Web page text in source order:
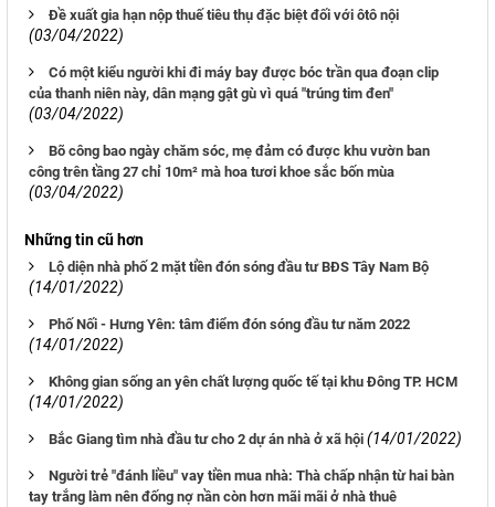
Đề xuất gia hạn nộp thuế tiêu thụ đặc biệt đối với ôtô nội
(03/04/2022)
Có một kiểu người khi đi máy bay được bóc trần qua đoạn clip
của thanh niên này, dân mạng gật gù vì quá "trúng tim đen"
(03/04/2022)
Bõ công bao ngày chăm sóc, mẹ đảm có được khu vườn ban
công trên tầng 27 chỉ 10m² mà hoa tươi khoe sắc bốn mùa
(03/04/2022)
Những tin cũ hơn
Lộ diện nhà phố 2 mặt tiền đón sóng đầu tư BĐS Tây Nam Bộ
(14/01/2022)
Phố Nối - Hưng Yên: tâm điểm đón sóng đầu tư năm 2022
(14/01/2022)
Không gian sống an yên chất lượng quốc tế tại khu Đông TP. HCM
(14/01/2022)
Bắc Giang tìm nhà đầu tư cho 2 dự án nhà ở xã hội (14/01/2022)
Người trẻ "đánh liều" vay tiền mua nhà: Thà chấp nhận từ hai bàn
tay trắng làm nên đống nợ nần còn hơn mãi mãi ở nhà thuê